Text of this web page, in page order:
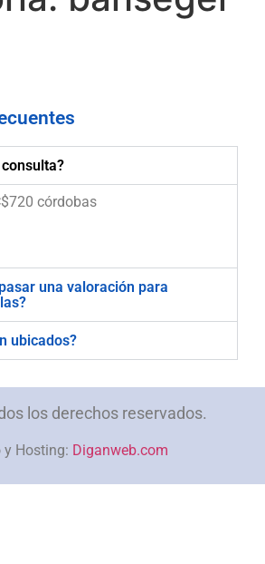
córdobas
una valoración para
ubicados?
los derechos reservados.
y Hosting: Diganweb.com